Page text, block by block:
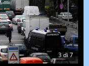
3di 7